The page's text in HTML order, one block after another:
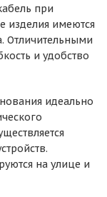
при
изделия имеются
Отличительными
и удобство
идеально
на улице и